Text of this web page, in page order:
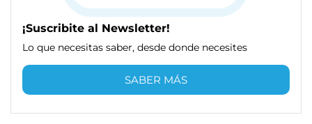
¡Suscribite al Newsletter!
Lo que necesitas saber, desde donde necesites
SABER MÁS